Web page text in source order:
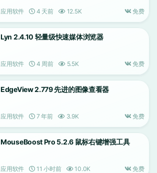
应用软件 4 天前 12.5K 免费
Lyn 2.4.10 轻量级快速媒体浏览器
应用软件 4 周前 5.5K 免费
EdgeView 2.779 先进的图像查看器
应用软件 7 年前 3.9K 免费
MouseBoost Pro 5.2.6 鼠标右键增强工具
应用软件 11 小时前 10.0K 免费